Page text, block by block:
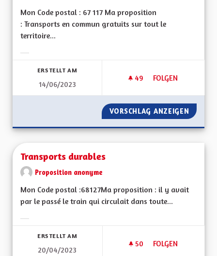
Mon Code postal : 67 117 Ma proposition
: Transports en commun gratuits sur tout le
territoire...
ERSTELLT AM
14/06/2023
49 49 FOLLOWER
FOLGEN
TRANSPORTS EN
VORSCHLAG ANZEIGEN
Transports durables
Proposition anonyme
Mon Code postal :68127Ma proposition : il y avait
par le passé le train qui circulait dans toute...
ERSTELLT AM
20/04/2023
50 50 FOLLOWER
FOLGEN
TRANSPORTS